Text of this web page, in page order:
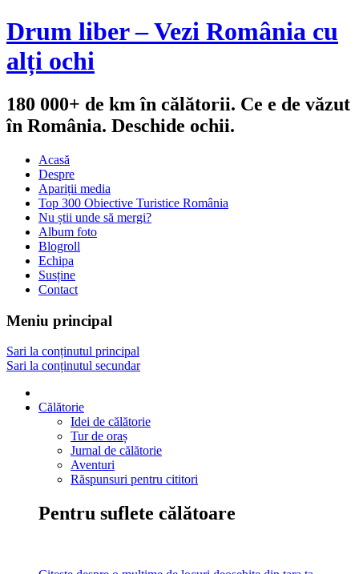
Drum liber – Vezi România cu
alți ochi
180 000+ de km în călătorii. Ce e de văzut
în România. Deschide ochii.
Acasă
Despre
Apariții media
Top 300 Obiective Turistice România
Nu știi unde să mergi?
Album foto
Blogroll
Echipa
Susține
Contact
Meniu principal
Sari la conținutul principal
Sari la conținutul secundar
Călătorie
Idei de călătorie
Tur de oraș
Jurnal de călătorie
Aventuri
Răspunsuri pentru cititori
Pentru suflete călătoare